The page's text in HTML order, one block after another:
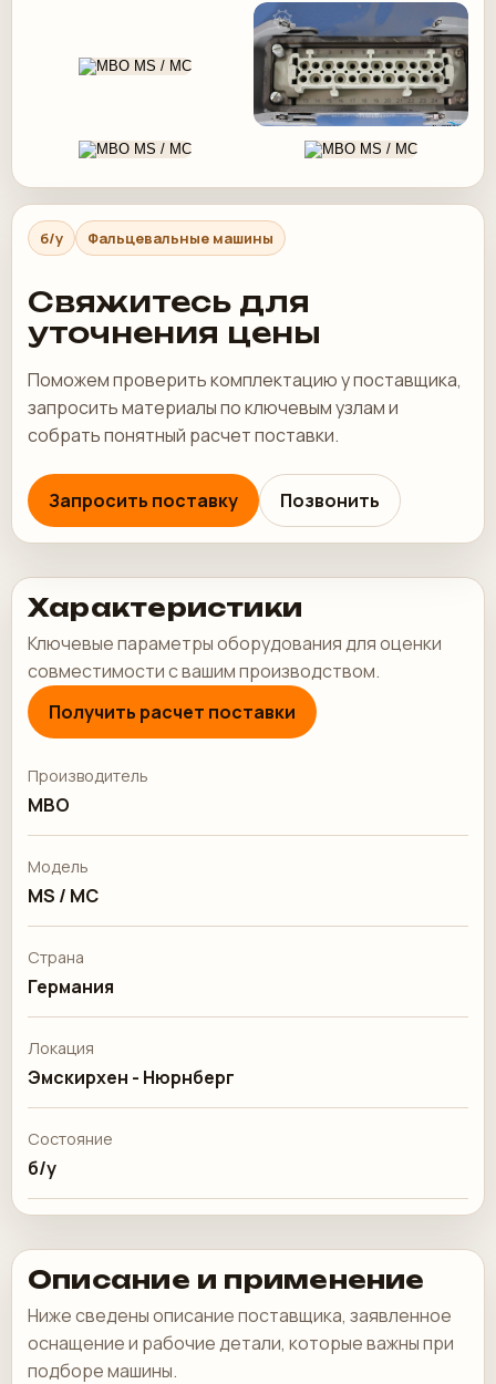
б/у Фальцевальные машины
Свяжитесь для
уточнения цены
Поможем проверить комплектацию у поставщика,
запросить материалы по ключевым узлам и
собрать понятный расчет поставки.
Запросить поставку Позвонить
Характеристики
Ключевые параметры оборудования для оценки
совместимости с вашим производством.
Получить расчет поставки
Производитель
MBO
Модель
MS / MC
Страна
Германия
Локация
Эмскирхен - Нюрнберг
Состояние
б/у
Описание и применение
Ниже сведены описание поставщика, заявленное
оснащение и рабочие детали, которые важны при
подборе машины.